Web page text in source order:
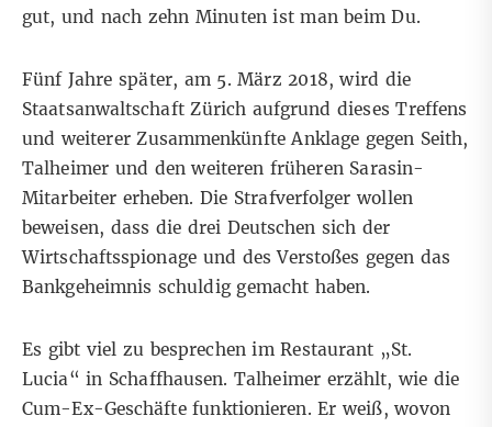
gut, und nach zehn Minuten ist man beim Du.
Fünf Jahre später, am 5. März 2018, wird die
Staatsanwaltschaft Zürich aufgrund dieses Treffens
und weiterer Zusammenkünfte Anklage gegen Seith,
Talheimer und den weiteren früheren Sarasin-
Mitarbeiter erheben. Die Strafverfolger wollen
beweisen, dass die drei Deutschen sich der
Wirtschaftsspionage und des Verstoßes gegen das
Bankgeheimnis schuldig gemacht haben.
Es gibt viel zu besprechen im Restaurant „St.
Lucia“ in Schaffhausen. Talheimer erzählt, wie die
Cum-Ex-Geschäfte funktionieren. Er weiß, wovon